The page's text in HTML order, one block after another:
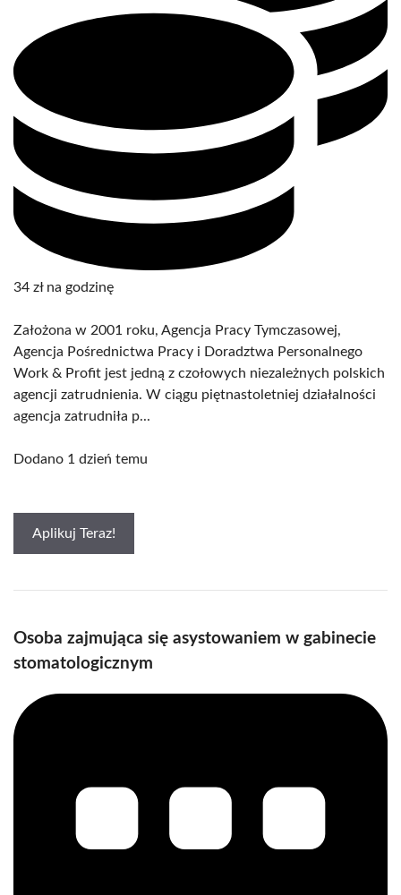
34 zł na godzinę
Założona w 2001 roku, Agencja Pracy Tymczasowej,
Agencja Pośrednictwa Pracy i Doradztwa Personalnego
Work & Profit jest jedną z czołowych niezależnych polskich
agencji zatrudnienia. W ciągu piętnastoletniej działalności
agencja zatrudniła p...
Dodano 1 dzień temu
Aplikuj Teraz!
Osoba zajmująca się asystowaniem w gabinecie
stomatologicznym